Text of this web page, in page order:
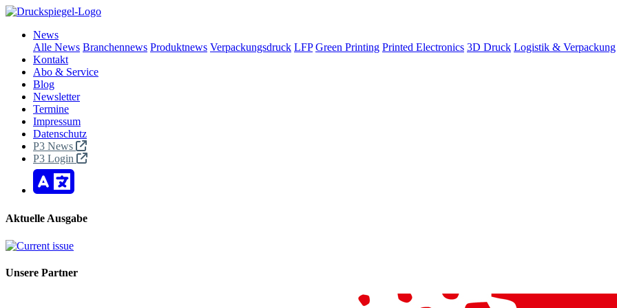
News
Alle News Branchennews Produktnews Verpackungsdruck LFP Green Printing Printed Electronics 3D Druck Logistik & Verpackung
Kontakt
Abo & Service
Blog
Newsletter
Termine
Impressum
Datenschutz
P3 News
P3 Login
Aktuelle Ausgabe
Unsere Partner